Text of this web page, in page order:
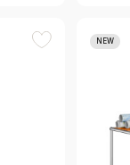
NEW